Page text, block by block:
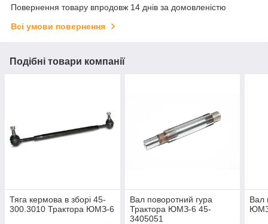
Повернення товару впродовж 14 днів за домовленістю
Всі умови повернення
Подібні товари компанії
Тяга кермова в зборі 45-
300.3010 Трактора ЮМЗ-6
Вал поворотний гура
Трактора ЮМЗ-6 45-
3405051
Вал